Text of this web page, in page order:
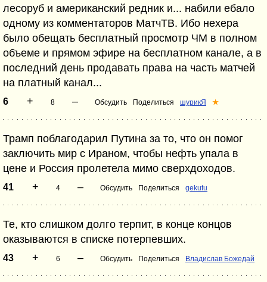
лесоруб и американский редник и... набили ебало
одному из комментаторов МатчТВ. Ибо нехера
было обещать бесплатный просмотр ЧМ в полном
объеме и прямом эфире на бесплатном канале, а в
последний день продавать права на часть матчей
на платный канал...
6 + 8 – Обсудить Поделиться шурикЯ ★
Трамп поблагодарил Путина за то, что он помог
заключить мир с Ираном, чтобы нефть упала в
цене и Россия пролетела мимо сверхдоходов.
41 + 4 – Обсудить Поделиться gekutu
Те, кто слишком долго терпит, в конце концов
оказываются в списке потерпевших.
43 + 6 – Обсудить Поделиться Владислав Божедай